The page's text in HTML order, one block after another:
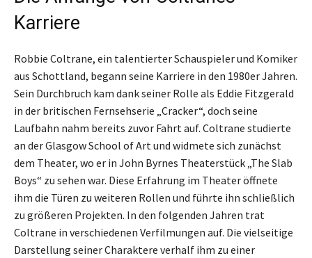
Karriere
Robbie Coltrane, ein talentierter Schauspieler und Komiker
aus Schottland, begann seine Karriere in den 1980er Jahren.
Sein Durchbruch kam dank seiner Rolle als Eddie Fitzgerald
in der britischen Fernsehserie „Cracker“, doch seine
Laufbahn nahm bereits zuvor Fahrt auf. Coltrane studierte
an der Glasgow School of Art und widmete sich zunächst
dem Theater, wo er in John Byrnes Theaterstück „The Slab
Boys“ zu sehen war. Diese Erfahrung im Theater öffnete
ihm die Türen zu weiteren Rollen und führte ihn schließlich
zu größeren Projekten. In den folgenden Jahren trat
Coltrane in verschiedenen Verfilmungen auf. Die vielseitige
Darstellung seiner Charaktere verhalf ihm zu einer